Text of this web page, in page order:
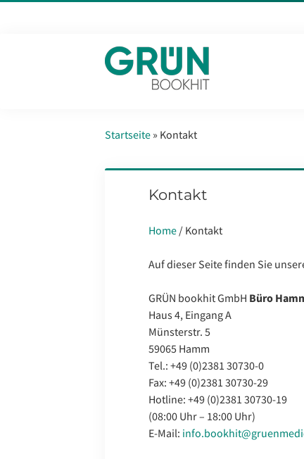
Startseite » Kontakt
Kontakt
Home/ Kontakt
Auf dieser Seite finden Sie
GRÜN bookhit GmbH Büro
Haus 4, Eingang A
Münsterstr. 5
59065 Hamm
Tel.: +49 (0)2381 30730-0
Fax: +49 (0)2381 30730-29
Hotline: +49 (0)2381 30730-19
(08:00 Uhr – 18:00 Uhr)
E-Mail: